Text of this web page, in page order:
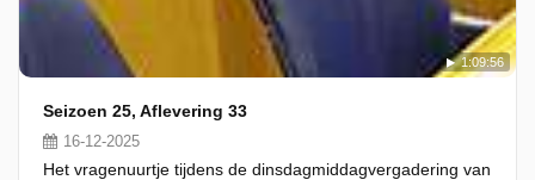
1:09:56
Seizoen 25, Aflevering 33
16-12-2025
Het vragenuurtje tijdens de dinsdagmiddagvergadering van